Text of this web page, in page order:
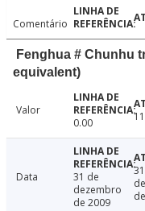
Comentário
Fenghua # Chunhu
equivalent)
Valor
0.00
Data
31 de
dezembro
de 2009